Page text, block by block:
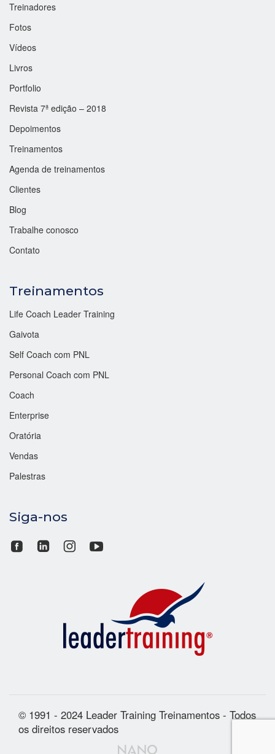
Treinadores
Fotos
Vídeos
Livros
Portfolio
Revista 7ª edição – 2018
Depoimentos
Treinamentos
Agenda de treinamentos
Clientes
Blog
Trabalhe conosco
Contato
Treinamentos
Life Coach Leader Training
Gaivota
Self Coach com PNL
Personal Coach com PNL
Coach
Enterprise
Oratória
Vendas
Palestras
Siga-nos
© 1991 - 2024 Leader Training Treinamentos - Todos
os direitos reservados